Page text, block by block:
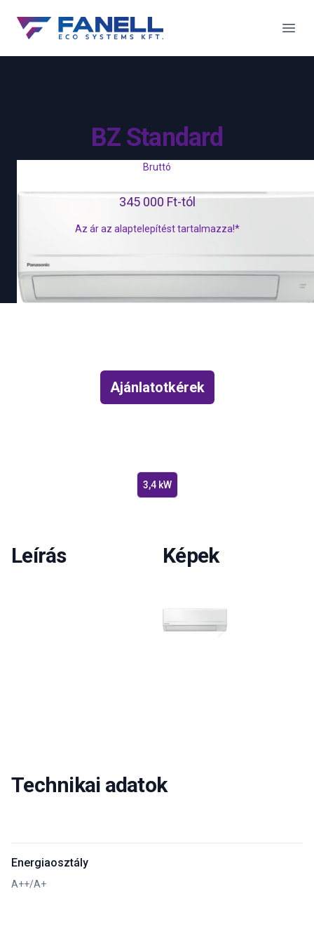
Fanell Eco System
BZ Standard
Bruttó
345 000 Ft-tól
Az ár az alaptelepítést tartalmazza!*
Ajánlatotkérek
3,4 kW
Leírás Képek
Technikai adatok
Energiaosztály
A++/A+